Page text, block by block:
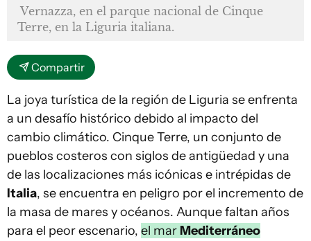
Vernazza, en el parque nacional de Cinque
Terre, en la Liguria italiana.
Compartir
La joya turística de la región de Liguria se enfrenta
a un desafío histórico debido al impacto del
cambio climático. Cinque Terre, un conjunto de
pueblos costeros con siglos de antigüedad y una
de las localizaciones más icónicas e intrépidas de
Italia, se encuentra en peligro por el incremento de
la masa de mares y océanos. Aunque faltan años
para el peor escenario, el mar Mediterráneo